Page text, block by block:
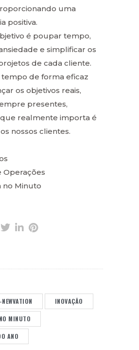
uma
positiva.
é poupar tempo,
e simplificar os
de cada cliente.
tempo de forma eficaz
os objetivos reais,
presentes,
realmente importa é
nossos clientes.
Operações
no Minuto
NEWVATION INOVAÇÃO
MINUTO
ANO